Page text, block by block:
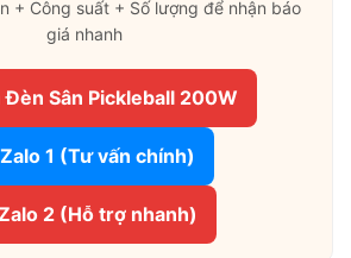
+ Công suất + Số lượng để nhận báo
giá nhanh
Sân Pickleball 200W
Zalo 1 (Tư vấn chính)
2 (Hỗ trợ nhanh)